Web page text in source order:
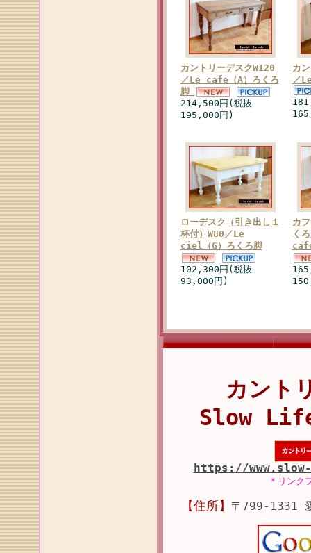
カントリーデスクW120
／Le cafe（A）ろくろ
脚
214,500円(税抜
195,000円)
カ
／
ローデスク（引き出し１
杯付）W80／Le
ciel（G）ろくろ脚
102,300円(税抜
93,000円)
カ
く
カント
Slow
https://
＊リンク
【住所】 〒799-1331